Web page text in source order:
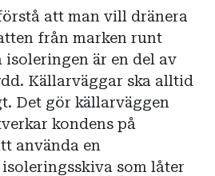
att man vill dränera
från marken runt
isoleringen är en del av
Källarväggar ska alltid
Det gör källarväggen
kondens på
använda en
som låter